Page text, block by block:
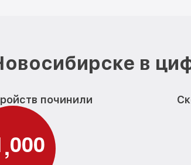
в
починили
,000